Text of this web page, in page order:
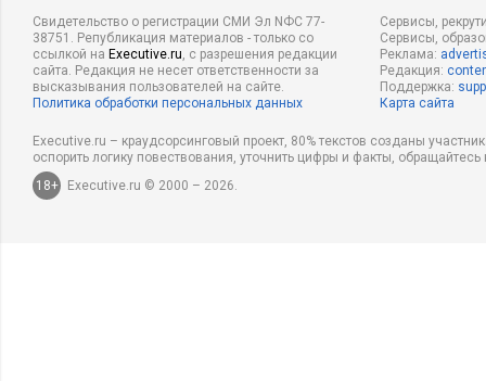
Свидетельство о регистрации СМИ Эл NФС 77-
38751. Републикация материалов - только со
ссылкой на Executive.ru, с разрешения редакции
сайта. Редакция не несет ответственности за
высказывания пользователей на сайте.
Политика обработки персональных данных
Сервисы,
Сервисы,
Реклама:
Редакция:
Поддержка:
Карта сайта
Executive.ru – краудсорсинговый проект, 80% текстов созданы
оспорить логику повествования, уточнить цифры и факты,
18+
Executive.ru © 2000 – 2026.